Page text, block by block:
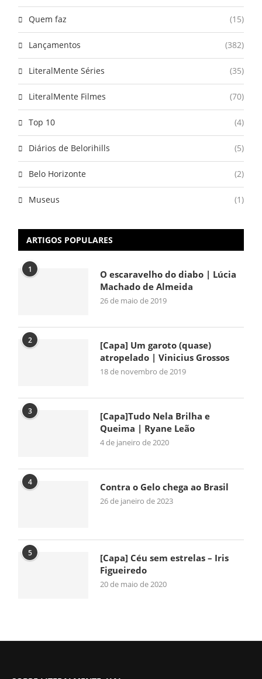
Quem faz (15)
Lançamentos (382)
LiteralMente Séries (35)
LiteralMente Filmes (70)
Top 10 (4)
Diários de Belorihills (5)
Belo Horizonte (2)
Museus (1)
ARTIGOS POPULARES
1
O escaravelho do diabo | Lúcia
Machado de Almeida
26 de maio de 2019
2
[Capa] Um garoto (quase)
atropelado | Vinicius Grossos
18 de novembro de 2019
3
[Capa]Tudo Nela Brilha e
Queima | Ryane Leão
4 de janeiro de 2020
4 Contra o Gelo chega ao Brasil
26 de janeiro de 2023
5
[Capa] Céu sem estrelas – Iris
Figueiredo
20 de maio de 2020